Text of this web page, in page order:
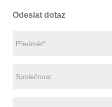
Odeslat dotaz